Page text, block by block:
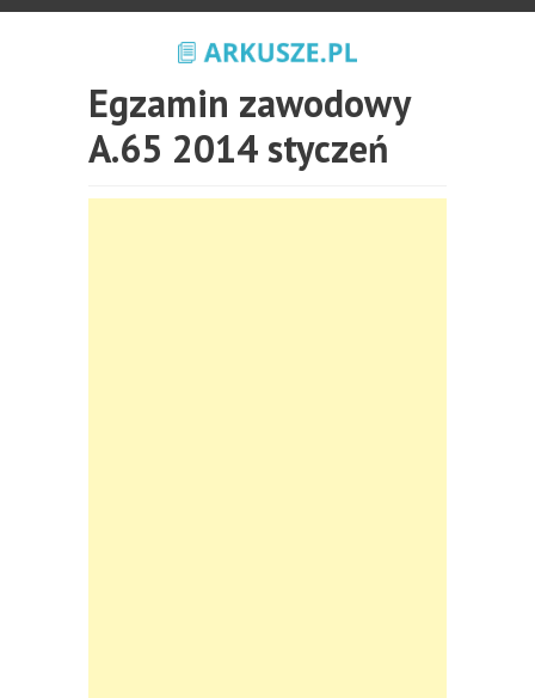
Egzamin zawodowy
A.65 2014 styczeń